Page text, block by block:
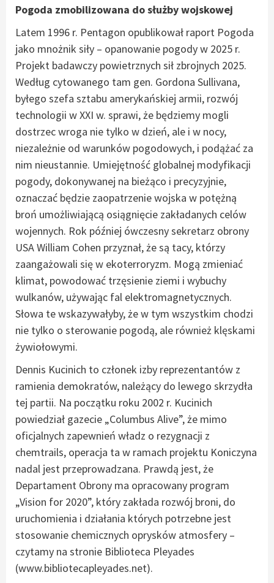
Pogoda zmobilizowana do służby wojskowej
Latem 1996 r. Pentagon opublikował raport Pogoda
jako mnożnik siły – opanowanie pogody w 2025 r.
Projekt badawczy powietrznych sił zbrojnych 2025.
Według cytowanego tam gen. Gordona Sullivana,
byłego szefa sztabu amerykańskiej armii, rozwój
technologii w XXI w. sprawi, że będziemy mogli
dostrzec wroga nie tylko w dzień, ale i w nocy,
niezależnie od warunków pogodowych, i podążać za
nim nieustannie. Umiejętność globalnej modyfikacji
pogody, dokonywanej na bieżąco i precyzyjnie,
oznaczać będzie zaopatrzenie wojska w potężną
broń umożliwiającą osiągnięcie zakładanych celów
wojennych. Rok później ówczesny sekretarz obrony
USA William Cohen przyznał, że są tacy, którzy
zaangażowali się w ekoterroryzm. Mogą zmieniać
klimat, powodować trzęsienie ziemi i wybuchy
wulkanów, używając fal elektromagnetycznych.
Słowa te wskazywałyby, że w tym wszystkim chodzi
nie tylko o sterowanie pogodą, ale również klęskami
żywiołowymi.
Dennis Kucinich to członek izby reprezentantów z
ramienia demokratów, należący do lewego skrzydła
tej partii. Na początku roku 2002 r. Kucinich
powiedział gazecie „Columbus Alive”, że mimo
oficjalnych zapewnień władz o rezygnacji z
chemtrails, operacja ta w ramach projektu Koniczyna
nadal jest przeprowadzana. Prawdą jest, że
Departament Obrony ma opracowany program
„Vision for 2020”, który zakłada rozwój broni, do
uruchomienia i działania których potrzebne jest
stosowanie chemicznych oprysków atmosfery –
czytamy na stronie Biblioteca Pleyades
(www.bibliotecapleyades.net).